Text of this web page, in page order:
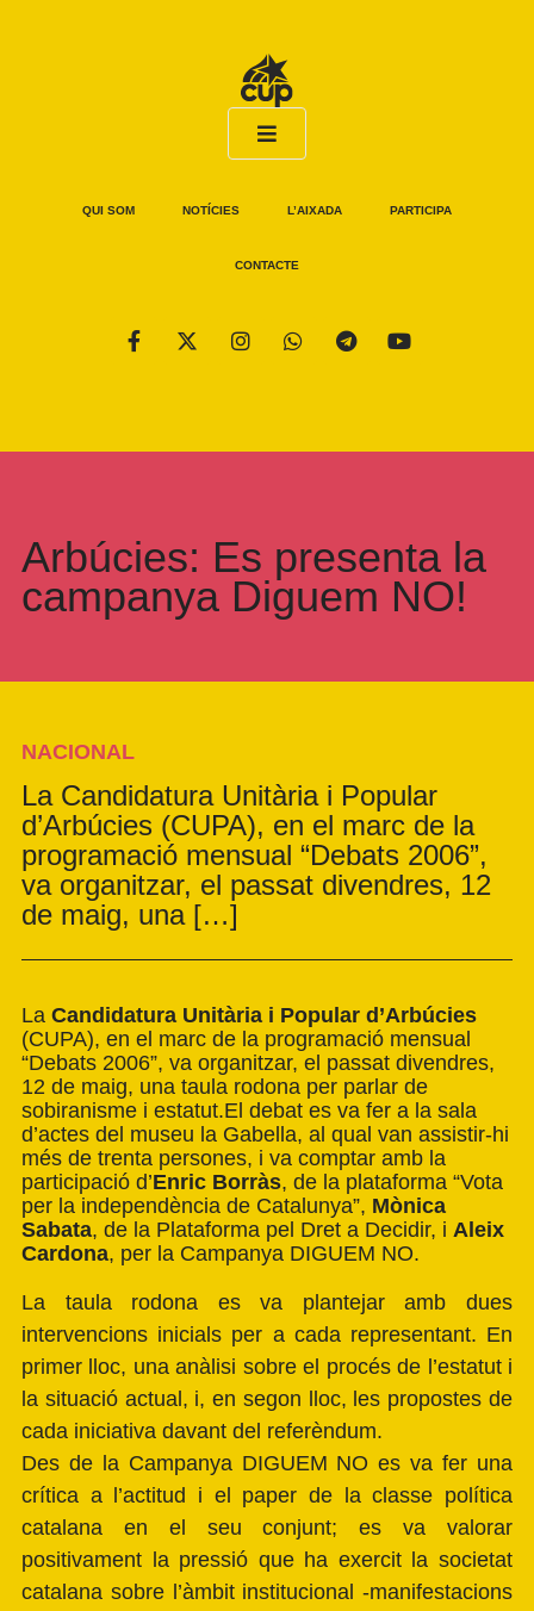
QUI SOM NOTÍCIES L’AIXADA PARTICIPA
CONTACTE
Arbúcies: Es presenta la
campanya Diguem NO!
NACIONAL
La Candidatura Unitària i Popular
d’Arbúcies (CUPA), en el marc de la
programació mensual “Debats 2006”,
va organitzar, el passat divendres, 12
de maig, una […]
La Candidatura Unitària i Popular d’Arbúcies
(CUPA), en el marc de la programació mensual
“Debats 2006”, va organitzar, el passat divendres,
12 de maig, una taula rodona per parlar de
sobiranisme i estatut.El debat es va fer a la sala
d’actes del museu la Gabella, al qual van assistir-hi
més de trenta persones, i va comptar amb la
participació d’Enric Borràs, de la plataforma “Vota
per la independència de Catalunya”, Mònica
Sabata, de la Plataforma pel Dret a Decidir, i Aleix
Cardona, per la Campanya DIGUEM NO.
La taula rodona es va plantejar amb dues
intervencions inicials per a cada representant. En
primer lloc, una anàlisi sobre el procés de l’estatut i
la situació actual, i, en segon lloc, les propostes de
cada iniciativa davant del referèndum.
Des de la Campanya DIGUEM NO es va fer una
crítica a l’actitud i el paper de la classe política
catalana en el seu conjunt; es va valorar
positivament la pressió que ha exercit la societat
catalana sobre l’àmbit institucional -manifestacions